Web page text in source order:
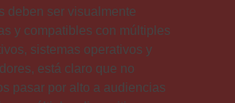
deben ser visualmente
y compatibles con múltiples
sistemas operativos y
está claro que no
pasar por alto a audiencias